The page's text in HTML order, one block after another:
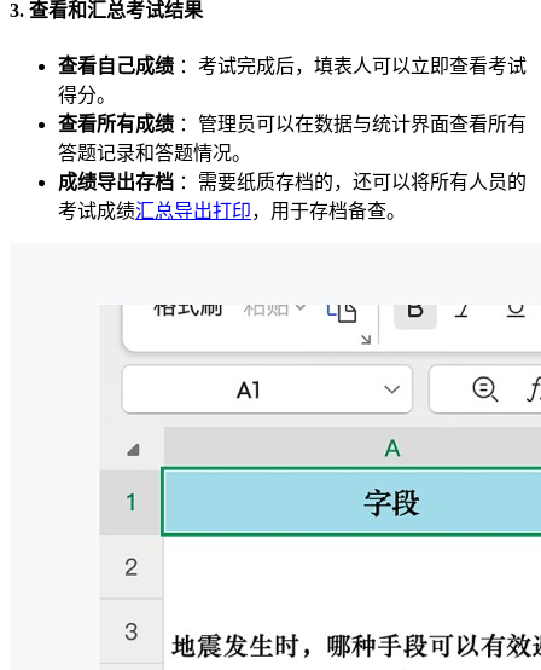
3. 查看和汇总考试结果
查看自己成绩 ：考试完成后，填表人可以立即查看考试
得分。
查看所有成绩 ：管理员可以在数据与统计界面查看所有
答题记录和答题情况。
成绩导出存档 ：需要纸质存档的，还可以将所有人员的
考试成绩汇总导出打印，用于存档备查。